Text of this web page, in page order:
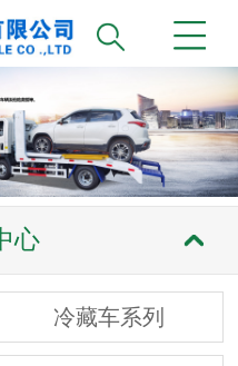
心
冷藏车系列